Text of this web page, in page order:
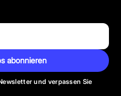
abonnieren
und verpassen Sie